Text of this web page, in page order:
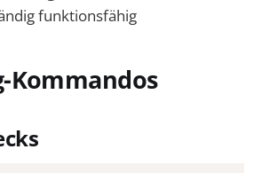
funktionsfähig
Kommandos